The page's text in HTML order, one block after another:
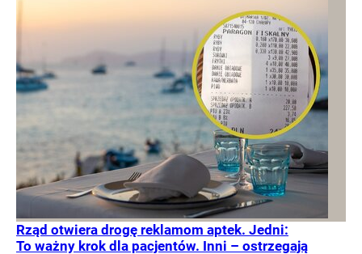
Rząd otwiera drogę reklamom aptek. Jedni:
To ważny krok dla pacjentów. Inni – ostrzegają